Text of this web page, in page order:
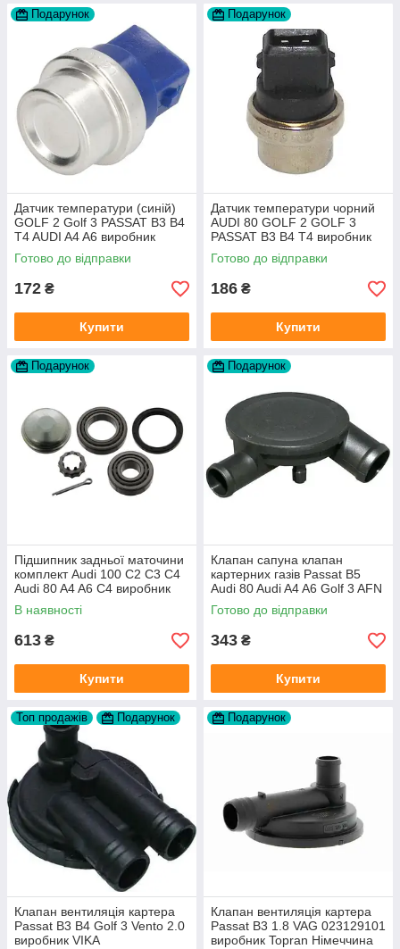
Подарунок
Датчик температури (синій)
GOLF 2 Golf 3 PASSAT B3 B4
T4 AUDI A4 A6 виробник
Topran Німеччина
Готово до відправки
172 ₴
Купити
Подарунок
Датчик температури чорний
AUDI 80 GOLF 2 GOLF 3
PASSAT B3 B4 T4 виробник
TOPRAN Німеччина
Готово до відправки
186 ₴
Купити
Подарунок
Підшипник задньої маточини
комплект Audi 100 C2 C3 C4
Audi 80 A4 A6 C4 виробник
FAG
В наявності
613 ₴
Купити
Подарунок
Клапан сапуна клапан
картерних газів Passat B5
Audi 80 Audi A4 A6 Golf 3 AFN
1Y AAZ 1Z AFF AEY AAZ AHB
AHU
Готово до відправки
343 ₴
Купити
Топ продажів Подарунок
Клапан вентиляція картера
Passat B3 B4 Golf 3 Vento 2.0
виробник VIKA
Подарунок
Клапан вентиляція картера
Passat B3 1.8 VAG 023129101
виробник Topran Німеччина